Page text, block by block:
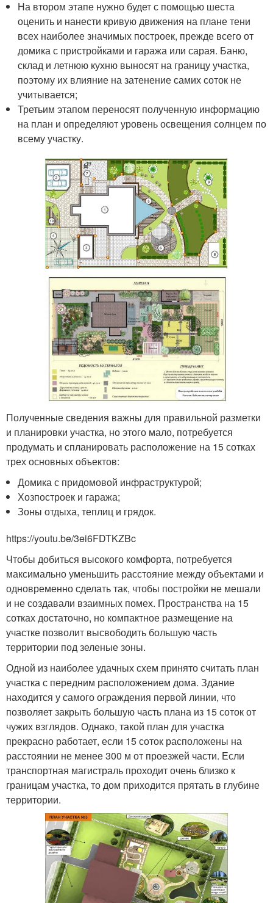
На втором этапе нужно будет с помощью шеста
оценить и нанести кривую движения на плане тени
всех наиболее значимых построек, прежде всего от
домика с пристройками и гаража или сарая. Баню,
склад и летнюю кухню выносят на границу участка,
поэтому их влияние на затенение самих соток не
учитывается;
Третьим этапом переносят полученную информацию
на план и определяют уровень освещения солнцем по
всему участку.
Полученные сведения важны для правильной разметки
и планировки участка, но этого мало, потребуется
продумать и спланировать расположение на 15 сотках
трех основных объектов:
Домика с придомовой инфраструктурой;
Хозпостроек и гаража;
Зоны отдыха, теплиц и грядок.
https://youtu.be/3ei6FDTKZBc
Чтобы добиться высокого комфорта, потребуется
максимально уменьшить расстояние между объектами и
одновременно сделать так, чтобы постройки не мешали
и не создавали взаимных помех. Пространства на 15
сотках достаточно, но компактное размещение на
участке позволит высвободить большую часть
территории под зеленые зоны.
Одной из наиболее удачных схем принято считать план
участка с передним расположением дома. Здание
находится у самого ограждения первой линии, что
позволяет закрыть большую часть плана из 15 соток от
чужих взглядов. Однако, такой план для участка
прекрасно работает, если 15 соток расположены на
расстоянии не менее 300 м от проезжей части. Если
транспортная магистраль проходит очень близко к
границам участка, то дом приходится прятать в глубине
территории.